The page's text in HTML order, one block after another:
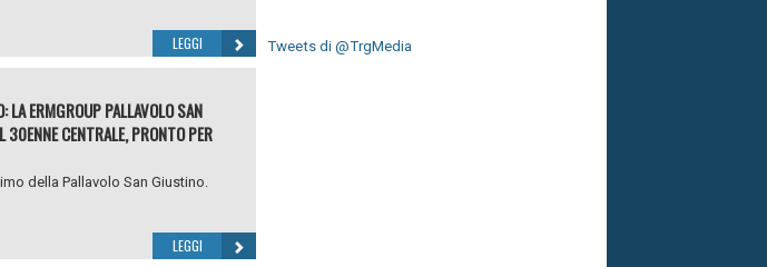
LEGGI
ERMGROUP PALLAVOLO SAN
CENTRALE, PRONTO PER
della Pallavolo San Giustino.
LEGGI
Tweets di @TrgMedia